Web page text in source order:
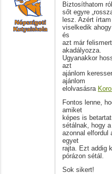
Biztosíthatom
sőt egyre
lesz. Azért
viselkedik
és
azt már
akadályozza.
Ugyanakkor
azt
ajánlom
ajánlom
elolvasásra
Fontos lenne,
amiket
képes is
sétálnak, hogy
azonnal elfordul
egyet
rajta. Ezt addig
pórázon sétál.
Sok sikert!